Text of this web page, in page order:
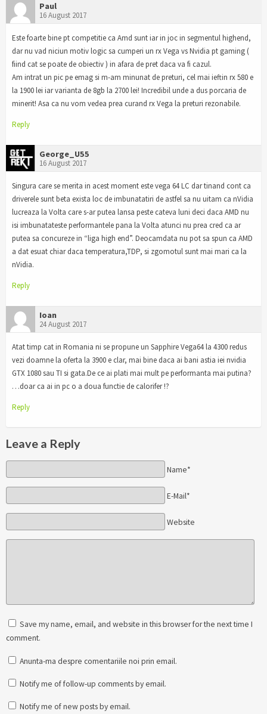
Paul
16 August 2017
Este foarte bine pt competitie ca Amd sunt iar in joc in segmentul highend,
dar nu vad niciun motiv logic sa cumperi un rx Vega vs Nvidia pt gaming (
fiind cat se poate de obiectiv ) in afara de pret daca va fi cazul.
Am intrat un pic pe emag si m-am minunat de preturi, cel mai ieftin rx 580 e
la 1900 lei iar varianta de 8gb la 2700 lei! Incredibil unde a dus porcaria de
minerit! Asa ca nu vom vedea prea curand rx Vega la preturi rezonabile.
Reply
George_U55
16 August 2017
Singura care se merita in acest moment este vega 64 LC dar tinand cont ca
driverele sunt beta exista loc de imbunatatiri de astfel sa nu uitam ca nVidia
lucreaza la Volta care s-ar putea lansa peste cateva luni deci daca AMD nu
isi imbunatateste performantele pana la Volta atunci nu prea cred ca ar
putea sa concureze in “liga high end”. Deocamdata nu pot sa spun ca AMD
a dat esuat chiar daca temperatura,TDP, si zgomotul sunt mai mari ca la
nVidia.
Reply
Ioan
24 August 2017
Atat timp cat in Romania ni se propune un Sapphire Vega64 la 4300 redus
vezi doamne la oferta la 3900 e clar, mai bine daca ai bani astia iei nvidia
GTX 1080 sau TI si gata.De ce ai plati mai mult pe performanta mai putina?
…doar ca ai in pc o a doua functie de calorifer !?
Reply
Leave a Reply
Name*
E-Mail*
Website
Save my name, email, and website in this browser for the next time I
comment.
Anunta-ma despre comentariile noi prin email.
Notify me of follow-up comments by email.
Notify me of new posts by email.